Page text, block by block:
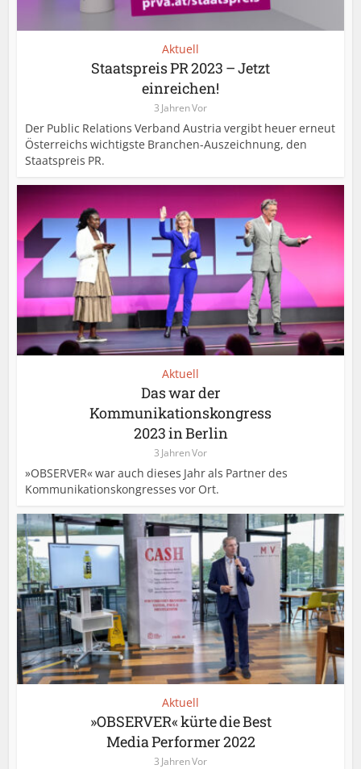
Aktuell
Staatspreis PR 2023 – Jetzt
einreichen!
3 Jahren Vor
Der Public Relations Verband Austria vergibt heuer erneut
Österreichs wichtigste Branchen-Auszeichnung, den
Staatspreis PR.
Aktuell
Das war der
Kommunikationskongress
2023 in Berlin
3 Jahren Vor
»OBSERVER« war auch dieses Jahr als Partner des
Kommunikationskongresses vor Ort.
Aktuell
»OBSERVER« kürte die Best
Media Performer 2022
3 Jahren Vor